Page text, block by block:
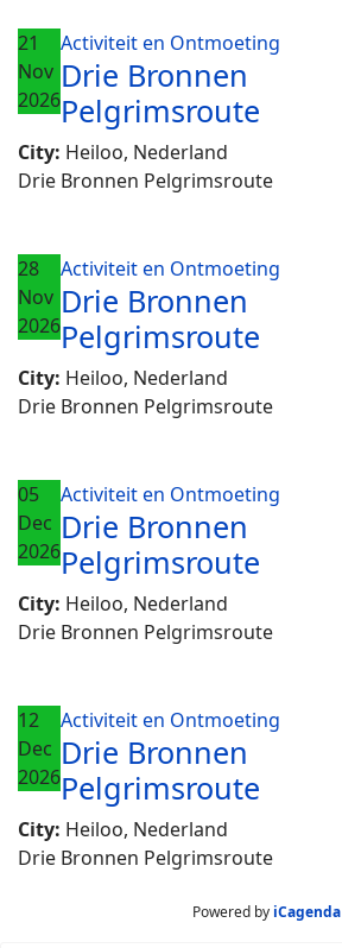
21
Nov
2026
Activiteit en Ontmoeting
Drie Bronnen
Pelgrimsroute
City: Heiloo, Nederland
Drie Bronnen Pelgrimsroute
28
Nov
2026
Activiteit en Ontmoeting
Drie Bronnen
Pelgrimsroute
City: Heiloo, Nederland
Drie Bronnen Pelgrimsroute
05
Dec
2026
Activiteit en Ontmoeting
Drie Bronnen
Pelgrimsroute
City: Heiloo, Nederland
Drie Bronnen Pelgrimsroute
12
Dec
2026
Activiteit en Ontmoeting
Drie Bronnen
Pelgrimsroute
City: Heiloo, Nederland
Drie Bronnen Pelgrimsroute
Powered by iCagenda